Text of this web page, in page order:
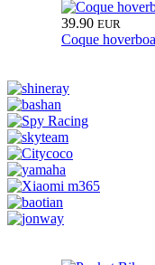
39.90 EUR
Coque